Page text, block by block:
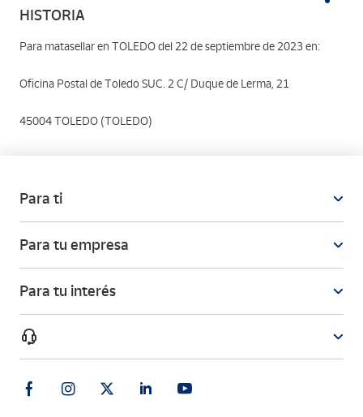
HISTORIA
Para matasellar en TOLEDO del 22 de septiembre de 2023 en:
Oficina Postal de Toledo SUC. 2 C/ Duque de Lerma, 21
45004 TOLEDO (TOLEDO)
Para ti
Para tu empresa
Para tu interés